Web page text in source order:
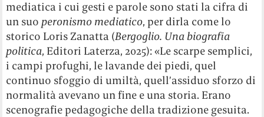
mediatica i cui gesti e parole sono stati la cifra di
un suo peronismo mediatico, per dirla come lo
storico Loris Zanatta (Bergoglio. Una biografia
politica, Editori Laterza, 2025): «Le scarpe semplici,
i campi profughi, le lavande dei piedi, quel
continuo sfoggio di umiltà, quell’assiduo sforzo di
normalità avevano un fine e una storia. Erano
scenografie pedagogiche della tradizione gesuita.